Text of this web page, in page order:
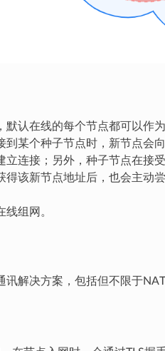
认在线的每个节点都可以作
某个种子节点时，新节点会
连接；另外，种子节点在接
该新节点地址后，也会主动
组网。
解决方案，包括但不限于